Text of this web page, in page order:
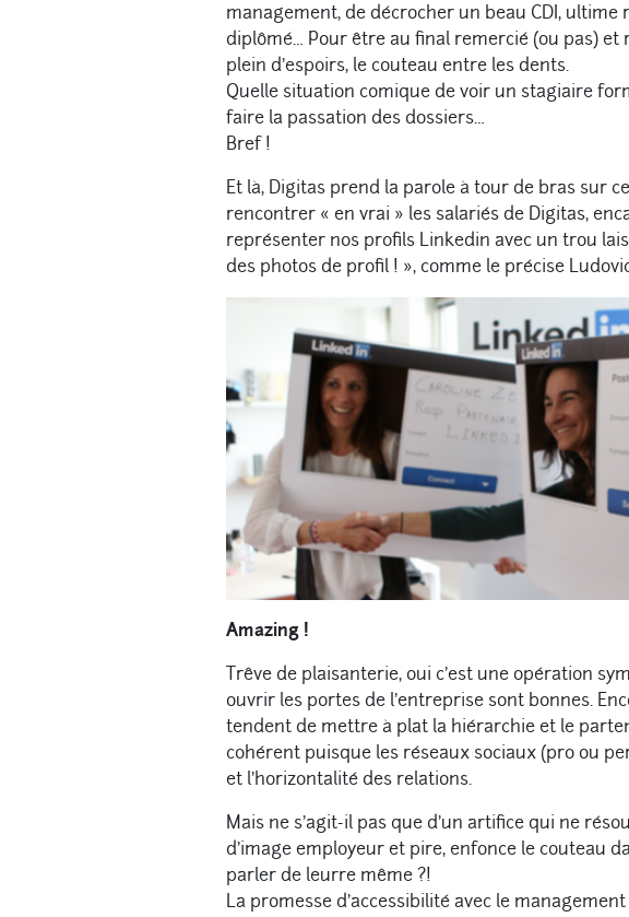
management, de décrocher un beau CDI,
diplômé… Pour être au final remercié (ou pas)
plein d’espoirs, le couteau entre les dents.
Quelle situation comique de voir un stagiaire
faire la passation des dossiers…
Bref !
Et là, Digitas prend la parole à tour de bras sur
rencontrer « en vrai » les salariés de Digitas,
représenter nos profils Linkedin avec un trou
des photos de profil ! », comme le précise
Amazing !
Trêve de plaisanterie, oui c’est une opération
ouvrir les portes de l’entreprise sont bonnes.
tendent de mettre à plat la hiérarchie et le
cohérent puisque les réseaux sociaux (pro ou
et l’horizontalité des relations.
Mais ne s’agit-il pas que d’un artifice qui ne
d’image employeur et pire, enfonce le couteau
parler de leurre même ?!
La promesse d’accessibilité avec le